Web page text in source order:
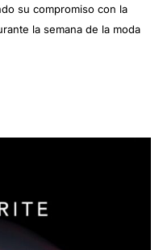
su compromiso con la
la semana de la moda